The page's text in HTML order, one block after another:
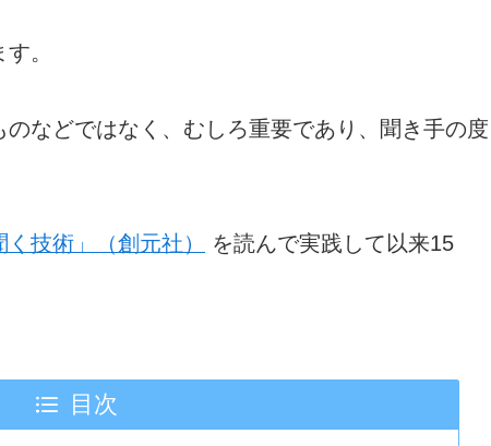
。
などではなく、むしろ重要であり、聞き手の度
技術」（創元社）
を読んで実践して以来15
目次